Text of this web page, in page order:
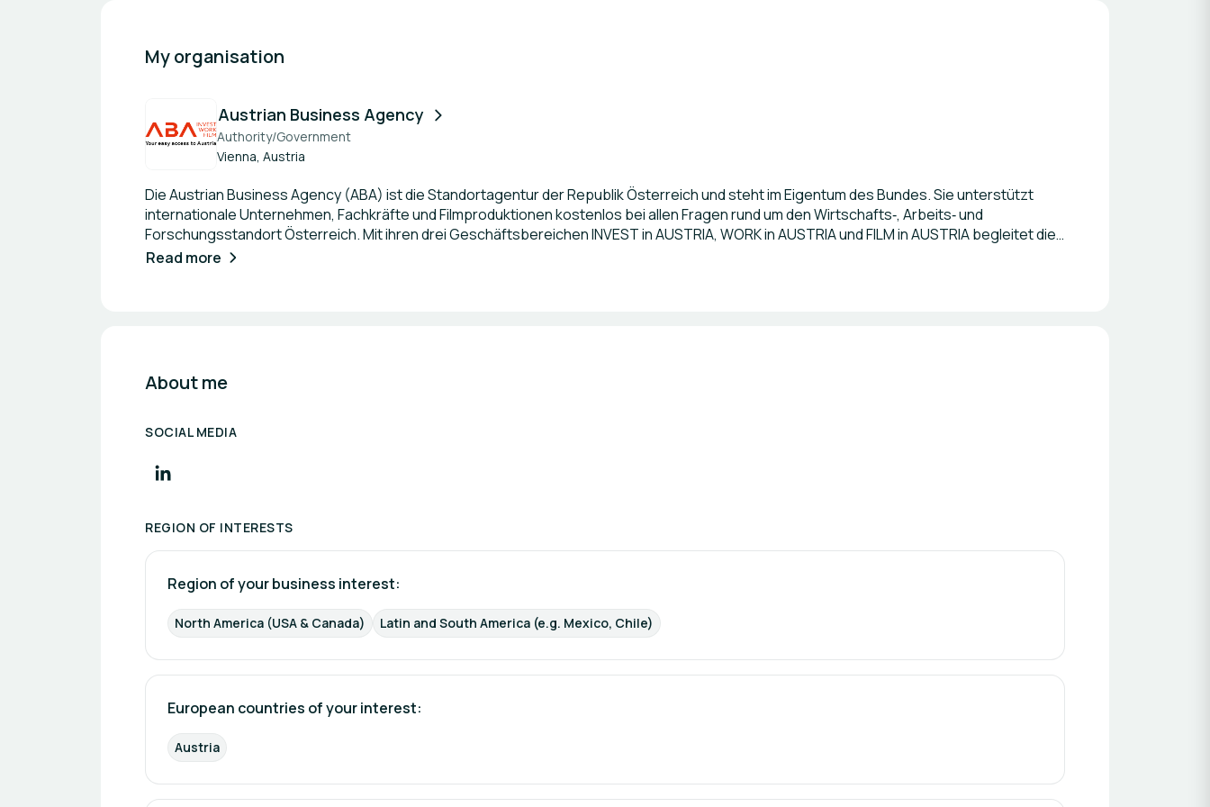
My organisation
Austrian Business Agency
Authority/Government
Vienna, Austria
Die Austrian Business Agency (ABA) ist die Standortagentur der Republik Österreich und steht im Eigentum des Bundes. Sie unterstützt
internationale Unternehmen, Fachkräfte und Filmproduktionen kostenlos bei allen Fragen rund um den Wirtschafts‑, Arbeits‑ und
Forschungsstandort Österreich. Mit ihren drei Geschäftsbereichen INVEST in AUSTRIA, WORK in AUSTRIA und FILM in AUSTRIA begleitet die
ABA Unternehmensansiedlungen und ‑erweiterungen, internationales Fachkräfterecruiting sowie Film‑ und TV‑Produktionen und macht
Read more
About me
SOCIAL MEDIA
REGION OF INTERESTS
Region of your business interest:
North America (USA & Canada) Latin and South America (e.g. Mexico, Chile)
European countries of your interest:
Austria